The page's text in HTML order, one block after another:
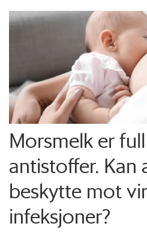
Morsmelk er
antistoffer. Kan
beskytte mot
infeksjoner?